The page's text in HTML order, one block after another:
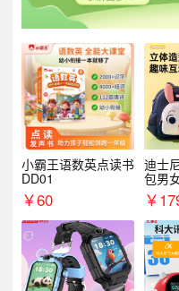
小霸王语数英点读书
DD01
￥60
迪士
包男
可爱
￥